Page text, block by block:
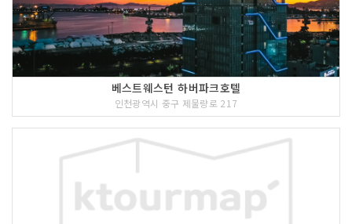
베스트웨스턴 하버파크호텔
인천광역시 중구 제물량로 217